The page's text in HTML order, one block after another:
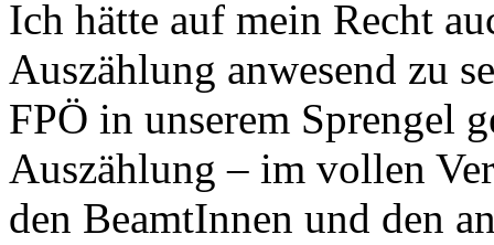
Ich hätte auf mein Recht
Auszählung anwesend zu
FPÖ in unserem Sprengel
Auszählung – im vollen
den BeamtInnen und den